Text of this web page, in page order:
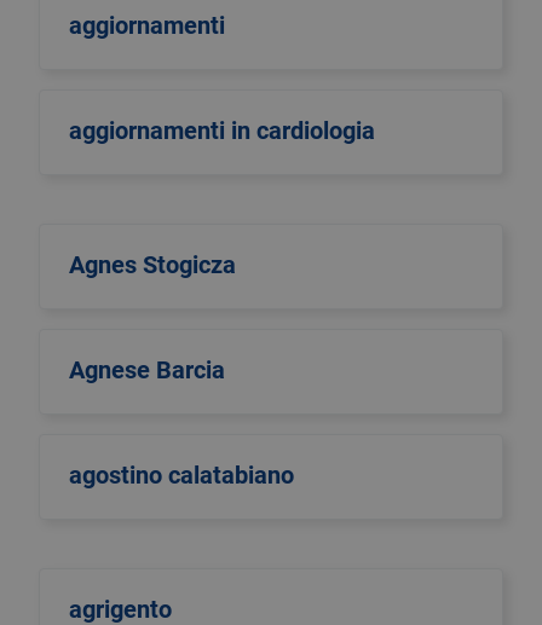
aggiornamenti
aggiornamenti in cardiologia
Agnes Stogicza
Agnese Barcia
agostino calatabiano
agrigento